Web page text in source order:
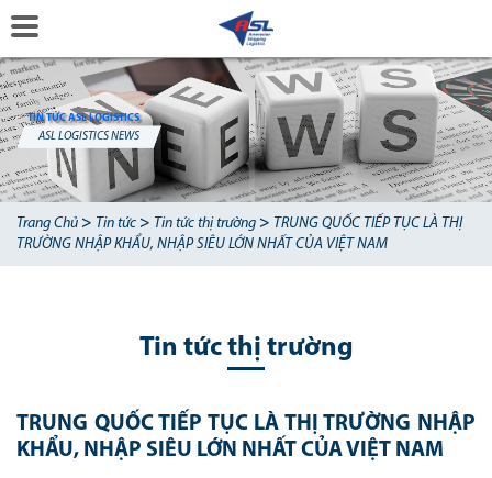
TIN TỨC ASL LOGISTICS
ASL LOGISTICS NEWS
Trang Chủ > Tin tức > Tin tức thị trường > TRUNG QUỐC TIẾP TỤC LÀ THỊ
TRƯỜNG NHẬP KHẨU, NHẬP SIÊU LỚN NHẤT CỦA VIỆT NAM
Tin tức thị trường
TRUNG QUỐC TIẾP TỤC LÀ THỊ TRƯỜNG NHẬP
KHẨU, NHẬP SIÊU LỚN NHẤT CỦA VIỆT NAM